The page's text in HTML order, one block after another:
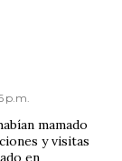
p.m.
mamado
y visitas
en